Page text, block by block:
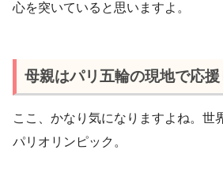
心を突いていると思いますよ。
母親はパリ五輪の現地で応
ここ、かなり気になりますよね。世
パリオリンピック。